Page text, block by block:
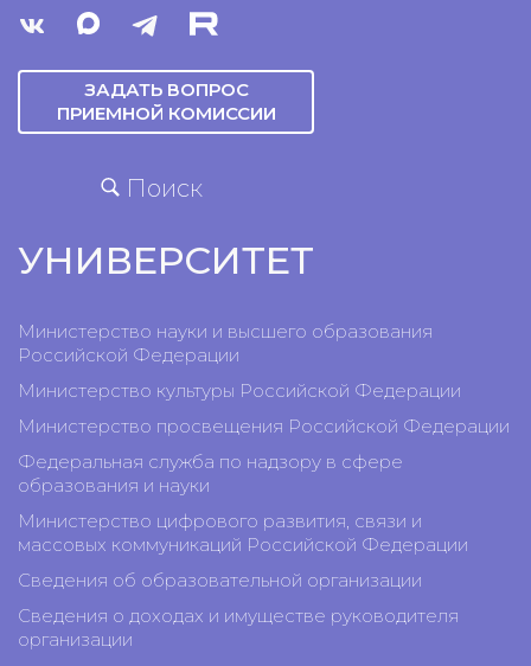
ЗАДАТЬ ВОПРОС
ПРИЕМНОЙ КОМИССИИ
Поиск
УНИВЕРСИТЕТ
Министерство науки и высшего образования
Российской Федерации
Министерство культуры Российской Федерации
Министерство просвещения Российской Федерации
Федеральная служба по надзору в сфере
образования и науки
Министерство цифрового развития, связи и
массовых коммуникаций Российской Федерации
Сведения об образовательной организации
Сведения о доходах и имуществе руководителя
организации